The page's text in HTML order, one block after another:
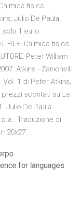
fisica
Julio De Paula.
1 euro.
FILE: Chimica fisica
Peter William
Atkins - Zanichelli
1 di Peter Atkins,
prezzi scontati su La
Julio De Paula-
Traduzione di
20x27.
for languages